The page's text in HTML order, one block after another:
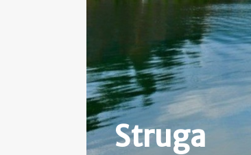
Struga